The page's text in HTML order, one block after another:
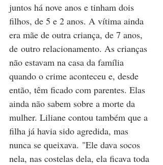
juntos há nove anos e tinham dois
filhos, de 5 e 2 anos. A vítima ainda
era mãe de outra criança, de 7 anos,
de outro relacionamento. As crianças
não estavam na casa da família
quando o crime aconteceu e, desde
então, têm ficado com parentes. Elas
ainda não sabem sobre a morte da
mulher. Liliane contou também que a
filha já havia sido agredida, mas
nunca se queixava. "Ele dava socos
nela, nas costelas dela, ela ficava toda